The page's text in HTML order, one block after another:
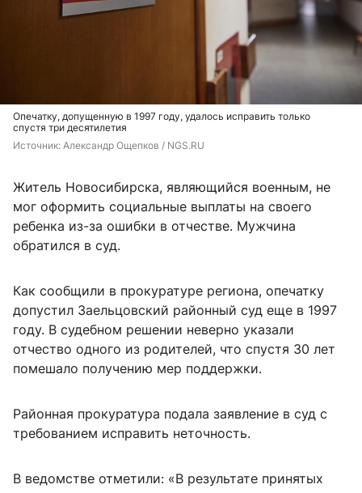
Опечатку, допущенную в 1997 году, удалось исправить только
спустя три десятилетия
Источник: Александр Ощепков / NGS.RU
Житель Новосибирска, являющийся военным, не
мог оформить социальные выплаты на своего
ребенка из-за ошибки в отчестве. Мужчина
обратился в суд.
Как сообщили в прокуратуре региона, опечатку
допустил Заельцовский районный суд еще в 1997
году. В судебном решении неверно указали
отчество одного из родителей, что спустя 30 лет
помешало получению мер поддержки.
Районная прокуратура подала заявление в суд с
требованием исправить неточность.
В ведомстве отметили: «В результате принятых